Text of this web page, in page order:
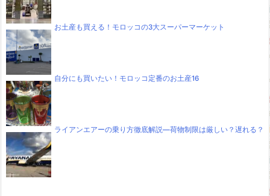
お土産も買える！モロッコの3大スーパーマーケット
自分にも買いたい！モロッコ定番のお土産16
ライアンエアーの乗り方徹底解説―荷物制限は厳しい？遅れる？